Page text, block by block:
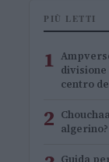
PIÙ LETTI
1 divisione
centro
2 algerino?
Guida